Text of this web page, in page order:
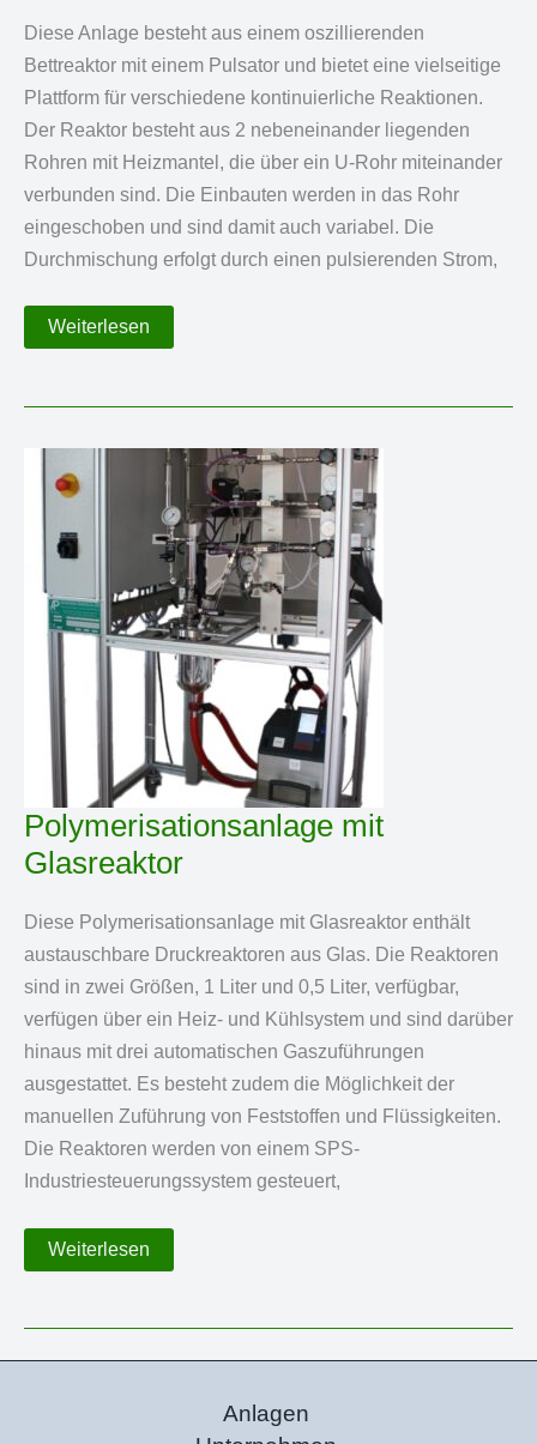
Diese Anlage besteht aus einem oszillierenden
Bettreaktor mit einem Pulsator und bietet eine vielseitige
Plattform für verschiedene kontinuierliche Reaktionen.
Der Reaktor besteht aus 2 nebeneinander liegenden
Rohren mit Heizmantel, die über ein U-Rohr miteinander
verbunden sind. Die Einbauten werden in das Rohr
eingeschoben und sind damit auch variabel. Die
Durchmischung erfolgt durch einen pulsierenden Strom,
Oszillierender
Bettreaktor
Weiterlesen
Polymerisationsanlage mit
Glasreaktor
Diese Polymerisationsanlage mit Glasreaktor enthält
austauschbare Druckreaktoren aus Glas. Die Reaktoren
sind in zwei Größen, 1 Liter und 0,5 Liter, verfügbar,
verfügen über ein Heiz- und Kühlsystem und sind darüber
hinaus mit drei automatischen Gaszuführungen
ausgestattet. Es besteht zudem die Möglichkeit der
manuellen Zuführung von Feststoffen und Flüssigkeiten.
Die Reaktoren werden von einem SPS-
Industriesteuerungssystem gesteuert,
Polymerisationsanlage
mit
Weiterlesen
Anlagen